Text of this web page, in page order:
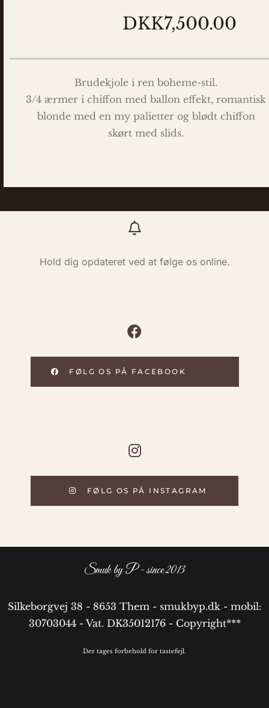
DKK7,500.00
Brudekjole i ren boheme-stil.
3/4 ærmer i chiffon med ballon effekt, romantisk
blonde med en my palietter og blødt chiffon
skørt med slids.
Hold dig opdateret ved at følge os online.
FØLG OS PÅ FACEBOOK
FØLG OS PÅ INSTAGRAM
Smuk by P - since 2013
Silkeborgvej 38 - 8653 Them - smukbyp.dk - mobil:
30703044 - Vat. DK35012176 - Copyright***
Der tages forbehold for tastefejl.